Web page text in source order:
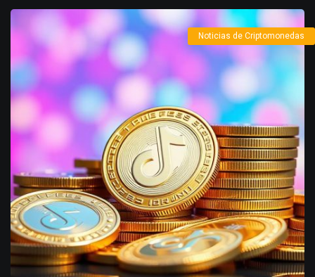
Noticias de Criptomonedas